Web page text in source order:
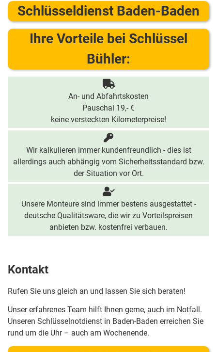
Schlüsseldienst Baden-Baden
Ihre Vorteile bei Schlüssel
Bühler:
An- und Abfahrtskosten
Pauschal 19,- €
keine versteckten Kilometerpreise!
Wir kalkulieren immer kundenfreundlich - dies ist
allerdings auch abhängig vom Sicherheitsstandard bzw.
der Situation vor Ort.
Unsere Monteure sind immer bestens ausgestattet -
deutsche Qualitätsware, die wir zu Vorteilspreisen
anbieten bzw. kostenfrei verbauen.
Kontakt
Rufen Sie uns gleich an und lassen Sie sich beraten!
Unser erfahrenes Team hilft Ihnen gerne, auch im Notfall.
Unseren Schlüsselnotdienst in Baden-Baden erreichen Sie
rund um die Uhr – auch am Wochenende.